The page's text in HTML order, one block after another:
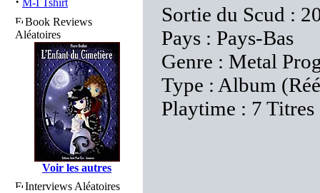
M-I Tshirt
Book Reviews
Aléatoires
Voir les autres
Interviews Aléatoires
Sortie du Scud :
Pays : Pays-Bas
Genre : Metal
Type : Album
Playtime : 7